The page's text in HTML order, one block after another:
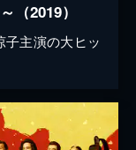
（2019）
主演の大ヒッ